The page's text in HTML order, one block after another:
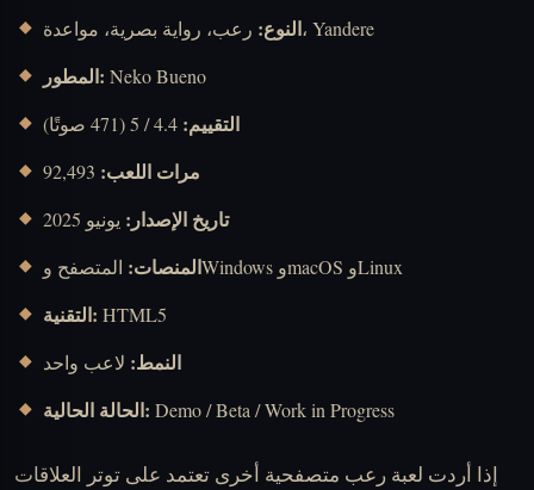
النوع:رعب، رواية بصرية، مواعدة، Yandere
المطور: Neko Bueno
التقييم:
مرات اللعب:
تاريخ الإصدار: يونيو 2025
المنصات: المتصفح وWindows وmacOS وLinux
التقنية: HTML5
النمط: لاعب واحد
الحالة الحالية: Demo / Beta / Work in Progress
إذا أردت لعبة رعب متصفحية أخرى تعتمد على توتر العلاقات